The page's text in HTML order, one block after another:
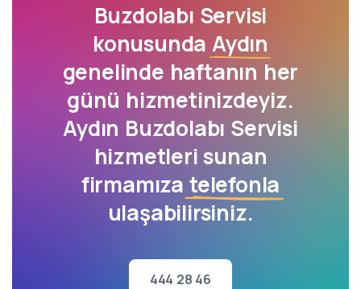
Buzdolabı Servisi
konusunda Aydın
genelinde haftanın her
günü hizmetinizdeyiz.
Aydın Buzdolabı Servisi
hizmetleri sunan
firmamıza telefonla
ulaşabilirsiniz.
444 28 46